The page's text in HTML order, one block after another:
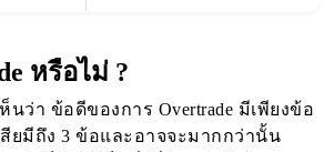
หรือไม่ ?
นว่า ข้อดีของการ Overtrade มีเพียงข้อ
ยมีถึง 3 ข้อและอาจจะมากกว่านั้น